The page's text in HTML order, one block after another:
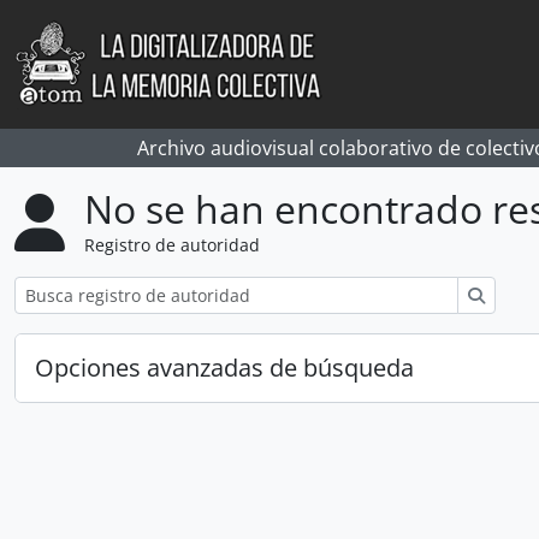
Skip to main content
Archivo audiovisual colaborativo de
No se han encontrado
Registro de autoridad
Opciones avanzadas de búsqueda